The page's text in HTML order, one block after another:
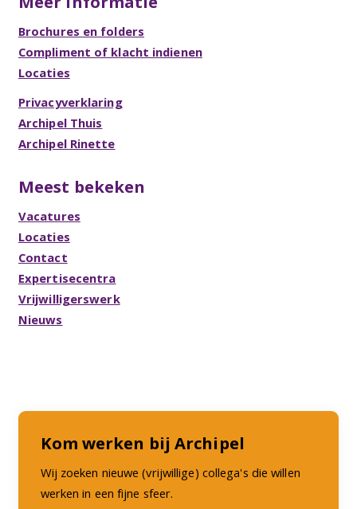
Brochures en folders
Compliment of klacht indienen
Locaties
Privacyverklaring
Archipel Thuis
Archipel Rinette
Meest bekeken
Vacatures
Locaties
Contact
Expertisecentra
Vrijwilligerswerk
Nieuws
Kom werken bij Archipel
Wij zoeken nieuwe (vrijwillige) collega's die willen
werken in een fijne sfeer.